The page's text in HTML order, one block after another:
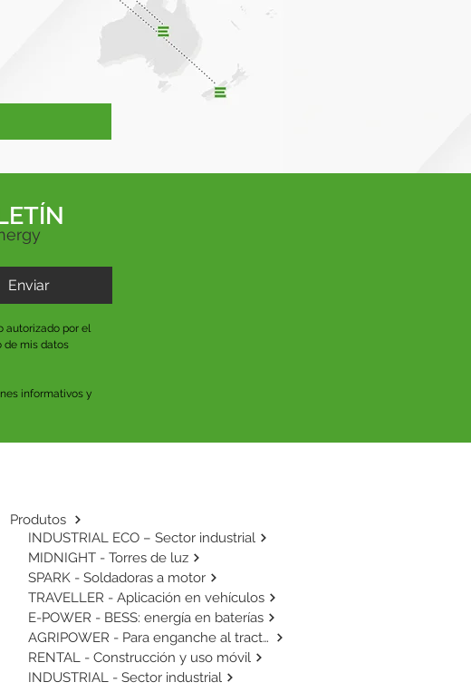
Enviar
autorizado por el
de mis datos
informativos y
Produtos
INDUSTRIAL ECO – Sector industrial
MIDNIGHT - Torres de luz
SPARK - Soldadoras a motor
TRAVELLER - Aplicación en vehículos
E-POWER - BESS: energía en baterías
AGRIPOWER - Para enganche al tractor
RENTAL - Construcción y uso móvil
INDUSTRIAL - Sector industrial